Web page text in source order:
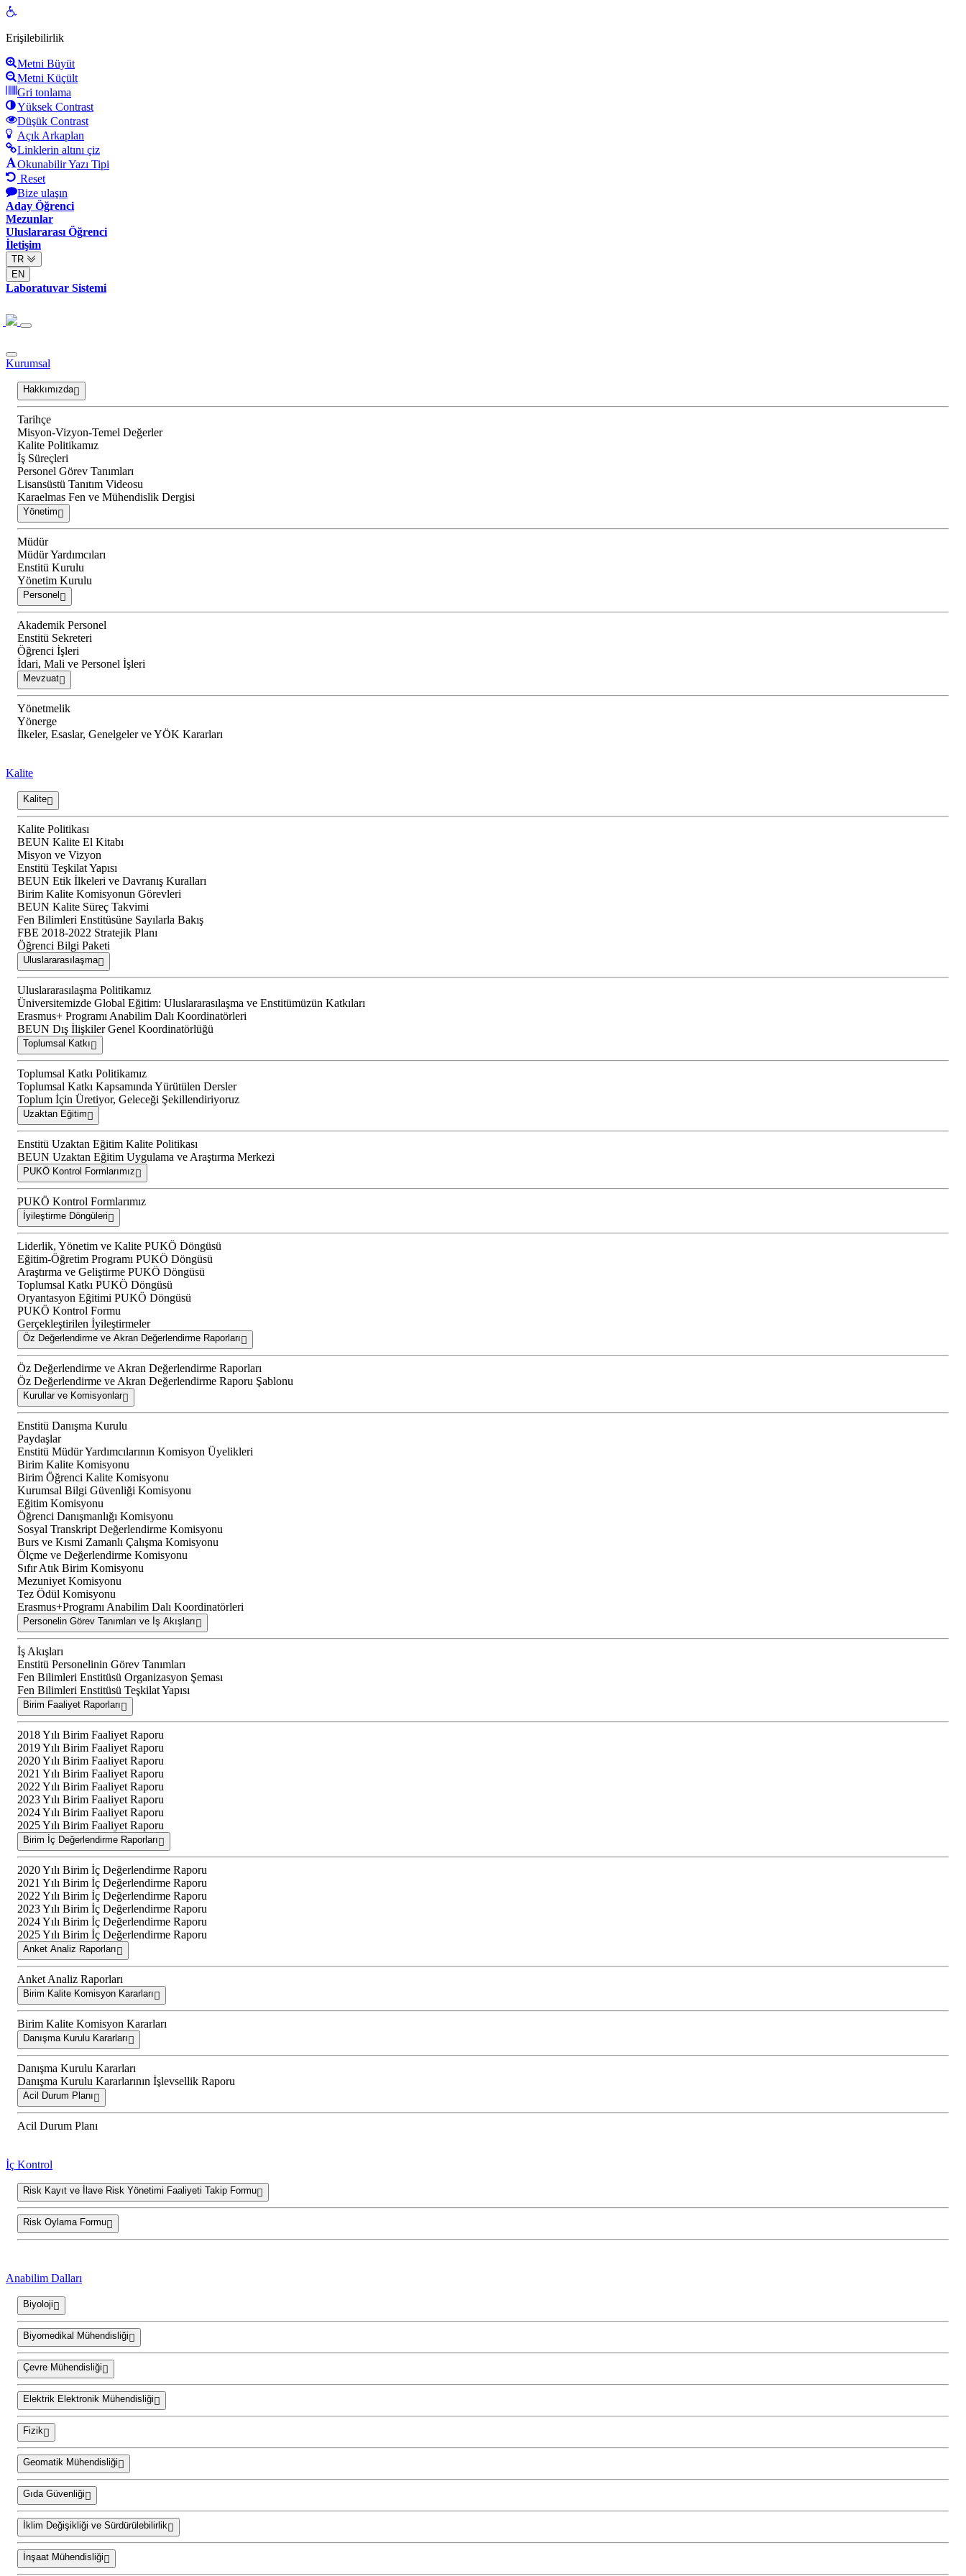
Open
Erişilebilirlik
Metni Büyüt
Metni Küçült
Gri tonlama
Yüksek Contrast
Düşük Contrast
Açık Arkaplan
Linklerin altını çiz
Okunabilir Yazı Tipi
Reset
Bize ulaşın
Aday Öğrenci
Mezunlar
Uluslararası Öğrenci
İletişim
TR
EN
Laboratuvar Sistemi
Kurumsal
Hakkımızda
Tarihçe
Misyon-Vizyon-Temel Değerler
Kalite Politikamız
İş Süreçleri
Personel Görev Tanımları
Lisansüstü Tanıtım Videosu
Karaelmas Fen ve Mühendislik Dergisi
Yönetim
Müdür
Müdür Yardımcıları
Enstitü Kurulu
Yönetim Kurulu
Personel
Akademik Personel
Enstitü Sekreteri
Öğrenci İşleri
İdari, Mali ve Personel İşleri
Mevzuat
Yönetmelik
Yönerge
İlkeler, Esaslar, Genelgeler ve YÖK Kararları
Kalite
Kalite
Kalite Politikası
BEUN Kalite El Kitabı
Misyon ve Vizyon
Enstitü Teşkilat Yapısı
BEUN Etik İlkeleri ve Davranış Kuralları
Birim Kalite Komisyonun Görevleri
BEUN Kalite Süreç Takvimi
Fen Bilimleri Enstitüsüne Sayılarla Bakış
FBE 2018-2022 Stratejik Planı
Öğrenci Bilgi Paketi
Uluslararasılaşma
Uluslararasılaşma Politikamız
Üniversitemizde Global Eğitim: Uluslararasılaşma ve Enstitümüzün Katkıları
Erasmus+ Programı Anabilim Dalı Koordinatörleri
BEUN Dış İlişkiler Genel Koordinatörlüğü
Toplumsal Katkı
Toplumsal Katkı Politikamız
Toplumsal Katkı Kapsamında Yürütülen Dersler
Toplum İçin Üretiyor, Geleceği Şekillendiriyoruz
Uzaktan Eğitim
Enstitü Uzaktan Eğitim Kalite Politikası
BEUN Uzaktan Eğitim Uygulama ve Araştırma Merkezi
PUKÖ Kontrol Formlarımız
PUKÖ Kontrol Formlarımız
İyileştirme Döngüleri
Liderlik, Yönetim ve Kalite PUKÖ Döngüsü
Eğitim-Öğretim Programı PUKÖ Döngüsü
Araştırma ve Geliştirme PUKÖ Döngüsü
Toplumsal Katkı PUKÖ Döngüsü
Oryantasyon Eğitimi PUKÖ Döngüsü
PUKÖ Kontrol Formu
Gerçekleştirilen İyileştirmeler
Öz Değerlendirme ve Akran Değerlendirme Raporları
Öz Değerlendirme ve Akran Değerlendirme Raporları
Öz Değerlendirme ve Akran Değerlendirme Raporu Şablonu
Kurullar ve Komisyonlar
Enstitü Danışma Kurulu
Paydaşlar
Enstitü Müdür Yardımcılarının Komisyon Üyelikleri
Birim Kalite Komisyonu
Birim Öğrenci Kalite Komisyonu
Kurumsal Bilgi Güvenliği Komisyonu
Eğitim Komisyonu
Öğrenci Danışmanlığı Komisyonu
Sosyal Transkript Değerlendirme Komisyonu
Burs ve Kısmi Zamanlı Çalışma Komisyonu
Ölçme ve Değerlendirme Komisyonu
Sıfır Atık Birim Komisyonu
Mezuniyet Komisyonu
Tez Ödül Komisyonu
Erasmus+Programı Anabilim Dalı Koordinatörleri
Personelin Görev Tanımları ve İş Akışları
İş Akışları
Enstitü Personelinin Görev Tanımları
Fen Bilimleri Enstitüsü Organizasyon Şeması
Fen Bilimleri Enstitüsü Teşkilat Yapısı
Birim Faaliyet Raporları
2018 Yılı Birim Faaliyet Raporu
2019 Yılı Birim Faaliyet Raporu
2020 Yılı Birim Faaliyet Raporu
2021 Yılı Birim Faaliyet Raporu
2022 Yılı Birim Faaliyet Raporu
2023 Yılı Birim Faaliyet Raporu
2024 Yılı Birim Faaliyet Raporu
2025 Yılı Birim Faaliyet Raporu
Birim İç Değerlendirme Raporları
2020 Yılı Birim İç Değerlendirme Raporu
2021 Yılı Birim İç Değerlendirme Raporu
2022 Yılı Birim İç Değerlendirme Raporu
2023 Yılı Birim İç Değerlendirme Raporu
2024 Yılı Birim İç Değerlendirme Raporu
2025 Yılı Birim İç Değerlendirme Raporu
Anket Analiz Raporları
Anket Analiz Raporları
Birim Kalite Komisyon Kararları
Birim Kalite Komisyon Kararları
Danışma Kurulu Kararları
Danışma Kurulu Kararları
Danışma Kurulu Kararlarının İşlevsellik Raporu
Acil Durum Planı
Acil Durum Planı
İç Kontrol
Risk Kayıt ve İlave Risk Yönetimi Faaliyeti Takip Formu
Risk Oylama Formu
Anabilim Dalları
Biyoloji
Biyomedikal Mühendisliği
Çevre Mühendisliği
Elektrik Elektronik Mühendisliği
Fizik
Geomatik Mühendisliği
Gıda Güvenliği
İklim Değişikliği ve Sürdürülebilirlik
İnşaat Mühendisliği